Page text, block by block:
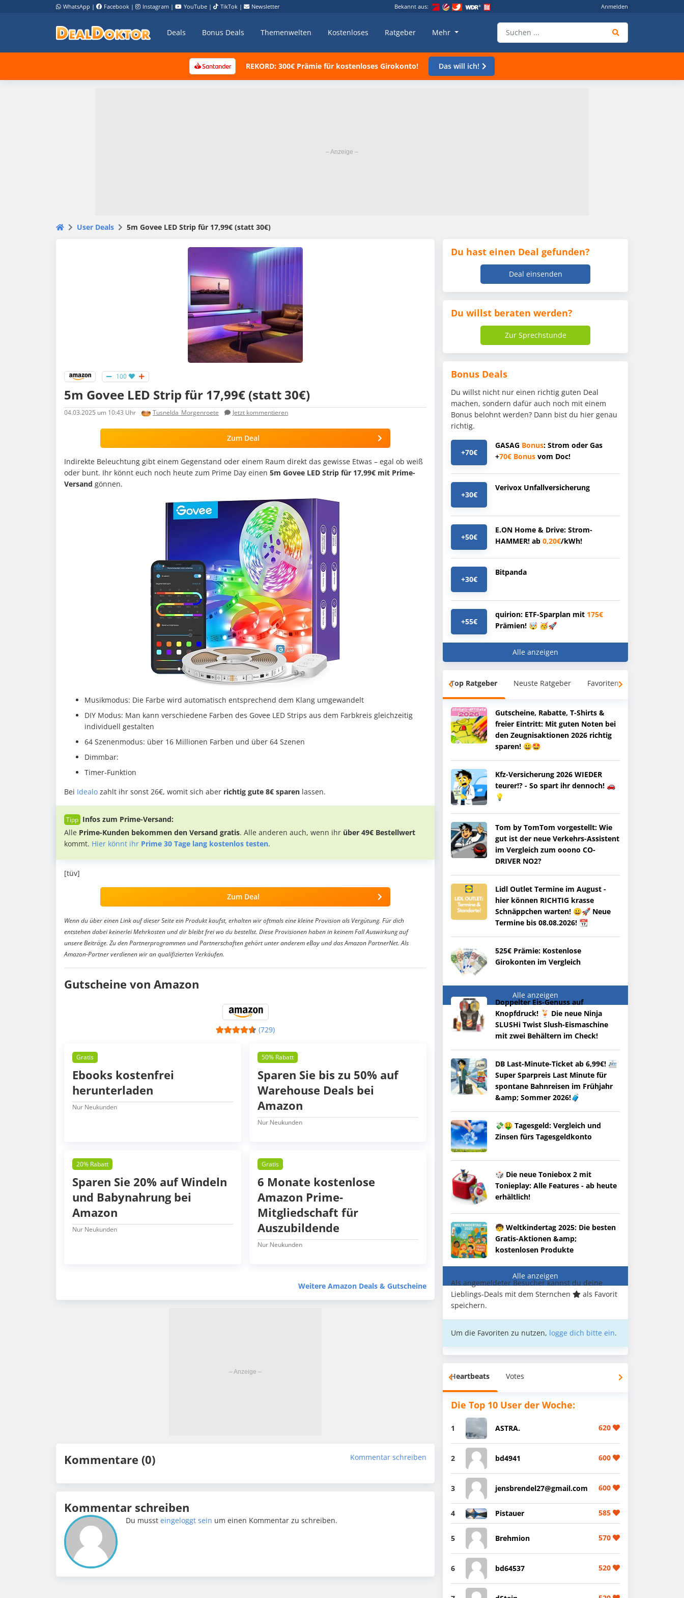
WhatsApp | Facebook | Instagram | YouTube | TikTok | Newsletter Bekannt aus: Anmelden
Deals Bonus Deals Themenwelten Kostenloses Ratgeber Mehr
REKORD: 300€ Prämie für kostenloses Girokonto! Das will ich!
User Deals 5m Govee LED Strip für 17,99€ (statt 30€)
100
5m Govee LED Strip für 17,99€ (statt 30€)
04.03.2025 um 10:43 Uhr Tusnelda_Morgenroete Jetzt kommentieren
Zum Deal
Indirekte Beleuchtung gibt einem Gegenstand oder einem Raum direkt das gewisse Etwas – egal ob weiß
oder bunt. Ihr könnt euch noch heute zum Prime Day einen 5m Govee LED Strip für 17,99€ mit Prime-
Versand gönnen.
Musikmodus: Die Farbe wird automatisch entsprechend dem Klang umgewandelt
DIY Modus: Man kann verschiedene Farben des Govee LED Strips aus dem Farbkreis gleichzeitig
individuell gestalten
64 Szenenmodus: über 16 Millionen Farben und über 64 Szenen
Dimmbar:
Timer-Funktion
Bei Idealo zahlt ihr sonst 26€, womit sich aber richtig gute 8€ sparen lassen.
Infos zum Prime-Versand:
Alle Prime-Kunden bekommen den Versand gratis. Alle anderen auch, wenn ihr über 49€ Bestellwert
kommt. Hier könnt ihr Prime 30 Tage lang kostenlos testen.
[tüv]
Zum Deal
Wenn du über einen Link auf dieser Seite ein Produkt kaufst, erhalten wir oftmals eine kleine Provision als Vergütung. Für dich
entstehen dabei keinerlei Mehrkosten und dir bleibt frei wo du bestellst. Diese Provisionen haben in keinem Fall Auswirkung auf
unsere Beiträge. Zu den Partnerprogrammen und Partnerschaften gehört unter anderem eBay und das Amazon PartnerNet. Als
Amazon-Partner verdienen wir an qualifizierten Verkäufen.
Gutscheine von Amazon
(729)
Gratis
Ebooks kostenfrei
herunterladen
Nur Neukunden
50% Rabatt
Sparen Sie bis zu 50% auf
Warehouse Deals bei
Amazon
Nur Neukunden
20% Rabatt
Sparen Sie 20% auf Windeln
und Babynahrung bei
Amazon
Nur Neukunden
Gratis
6 Monate kostenlose
Amazon Prime-
Mitgliedschaft für
Auszubildende
Nur Neukunden
Weitere Amazon Deals & Gutscheine
Kommentare (0) Kommentar schreiben
Kommentar schreiben
Du mussteingeloggt sein um einen Kommentar zu schreiben.
Du hast einen Deal gefunden?
Deal einsenden
Du willst beraten werden?
Zur Sprechstunde
Bonus Deals
Du willst nicht nur einen richtig guten Deal
machen, sondern dafür auch noch mit einem
Bonus belohnt werden? Dann bist du hier genau
richtig.
+70€
GASAG Bonus: Strom oder Gas
+70€ Bonus vom Doc!
+30€
Verivox Unfallversicherung
+50€
E.ON Home & Drive: Strom-
HAMMER! ab 0,20€/kWh!
+30€
Bitpanda
+55€
quirion: ETF-Sparplan mit 175€
Prämien! 🤯 🥳🚀
Alle anzeigen
Top Ratgeber Neuste Ratgeber Favoriten
Gutscheine, Rabatte, T-Shirts &
freier Eintritt: Mit guten Noten bei
den Zeugnisaktionen 2026 richtig
sparen! 😀🤩
Kfz-Versicherung 2026 WIEDER
teurer!? - So spart ihr dennoch! 🚗
💡
Tom by TomTom vorgestellt: Wie
gut ist der neue Verkehrs-Assistent
im Vergleich zum ooono CO-
DRIVER NO2?
Lidl Outlet Termine im August -
hier können RICHTIG krasse
Schnäppchen warten! 😀🚀 Neue
Termine bis 08.08.2026! 📆
525€ Prämie: Kostenlose
Girokonten im Vergleich
Alle anzeigen
Doppelter Eis-Genuss auf
Knopfdruck! 🍹 Die neue Ninja
SLUSHi Twist Slush-Eismaschine
mit zwei Behältern im Check!
DB Last-Minute-Ticket ab 6,99€! 🚈
Super Sparpreis Last Minute für
spontane Bahnreisen im Frühjahr
&amp; Sommer 2026!🧳
💸🤑 Tagesgeld: Vergleich und
Zinsen fürs Tagesgeldkonto
🎲 Die neue Toniebox 2 mit
Tonieplay: Alle Features - ab heute
erhältlich!
🧒 Weltkindertag 2025: Die besten
Gratis-Aktionen &amp;
kostenlosen Produkte
Alle anzeigen
Als angemeldeter Besucher kannst du deine
Lieblings-Deals mit dem Sternchen
als Favorit
speichern.
Um die Favoriten zu nutzen, logge dich bitte ein.
Heartbeats Votes
Die Top 10 User der Woche:
1 ASTRA. 620
2 bd4941 600
3 jensbrendel27@gmail.com 600
4 Pistauer 585
5 Brehmion 570
6 bd64537 520